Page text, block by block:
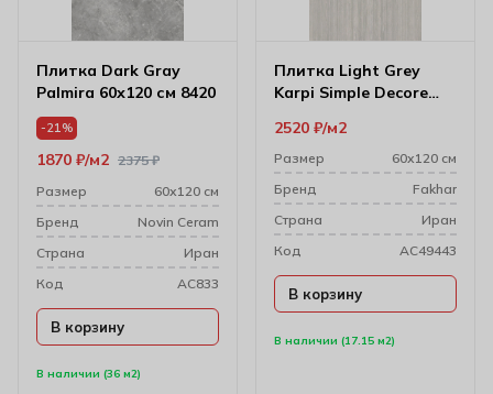
Плитка Dark Gray
Palmira 60х120 см 8420
В наличии (36 м2)
-21%
2375₽
1870 ₽ м2
Размер
60х120 см
Бренд
Novin Ceram
Cтрана
Иран
Код
AC833
В корзину
Плитка Light Grey
Karpi Simple Decore
61w1216a
В наличии (17.15 м2)
2520 ₽ м2
Размер
60х120 см
Бренд
Fakhar
Cтрана
Иран
Код
AC49443
В корзину